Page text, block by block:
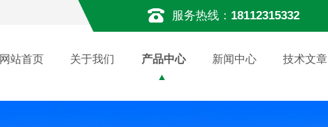
服务热线： 18112315332
网站首页 关于我们 产品中心 新闻中心 技术文章